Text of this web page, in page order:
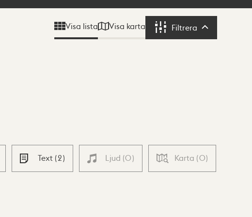
Visa lista Visa karta Filtrera Filtrera
Text (2) Ljud (0) Karta (0)